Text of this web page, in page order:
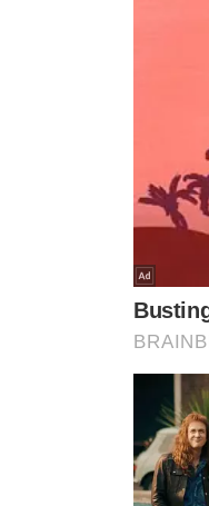
Esta edição
hidrogênio verde
traz uma série de
melhores cientistas
A 49ª edição da
está disponível em
"Uma leitura